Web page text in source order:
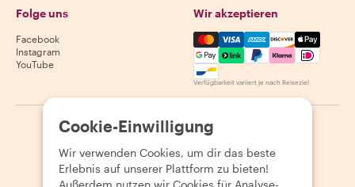
Folge uns
Facebook
Instagram
YouTube
Wir akzeptieren
Mastercard, Visa, Amex,
Verfügbarkeit variiert je nach Reiseziel
2026 Withlocals.com | Datenschutzerklärung
Seitenübersicht
Cookie-Einwilligung
Wir verwenden Cookies, um dir das beste
Erlebnis auf unserer Plattform zu bieten!
Außerdem nutzen wir Cookies für Analyse-